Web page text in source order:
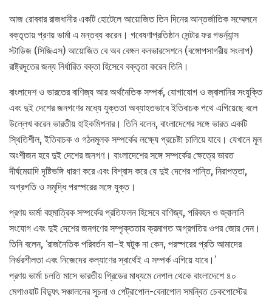
আজ রোববার রাজধানীর একটি হোটেলে আয়োজিত তিন দিনের আন্তর্জাতিক সম্মেলনে
বক্তৃতায় প্রণয় ভার্মা এ মন্তব্য করেন। গবেষণাপ্রতিষ্ঠান সেন্টার ফর গভর্ন্যান্স
স্টাডিজ (সিজিএস) আয়োজিত বে অব বেঙ্গল কনভারসেশনে (বঙ্গোপসাগরীয় সংলাপ)
রাষ্ট্রদূতের জন্য নির্ধারিত বক্তা হিসেবে বক্তৃতা করেন তিনি।
বাংলাদেশ ও ভারতের বাণিজ্য আর অর্থনৈতিক সম্পর্ক, যোগাযোগ ও জ্বালানির সংযুক্তি
এবং দুই দেশের জনগণের মধ্যে যুক্ততা অব্যাহতভাবে ইতিবাচক পথে এগিয়েছে বলে
উল্লেখ করেন ভারতীয় হাইকমিশনার। তিনি বলেন, বাংলাদেশের সঙ্গে ভারত একটি
স্থিতিশীল, ইতিবাচক ও গঠনমূলক সম্পর্কের লক্ষ্যে প্রচেষ্টা চালিয়ে যাবে। যেখানে মূল
অংশীজন হবে দুই দেশের জনগণ। বাংলাদেশের সঙ্গে সম্পর্কের ক্ষেত্রে ভারত
দীর্ঘমেয়াদি দৃষ্টিভঙ্গি ধারণ করে এবং বিশ্বাস করে যে দুই দেশের শান্তি, নিরাপত্তা,
অগ্রগতি ও সমৃদ্ধি পরস্পরের সঙ্গে যুক্ত।
প্রণয় ভার্মা বহুমাত্রিক সম্পর্কের প্রতিফলন হিসেবে বাণিজ্য, পরিবহন ও জ্বালানি
সংযোগ এবং দুই দেশের জনগণের সম্পৃক্ততার ক্রমাগত অগ্রগতির ওপর জোর দেন।
তিনি বলেন, ‘রাজনৈতিক পরিবর্তন যা–ই ঘটুক না কেন, পরস্পরের প্রতি আমাদের
নির্ভরশীলতা এবং নিজেদের কল্যাণের স্বার্থেই এ সম্পর্ক এগিয়ে যাবে।’
প্রণয় ভার্মা চলতি মাসে ভারতীয় গ্রিডের মাধ্যমে নেপাল থেকে বাংলাদেশে ৪০
মেগাওয়াট বিদ্যুৎ সঞ্চালনের সূচনা ও পেট্রাপোল-বেনাপোল সমন্বিত চেকপোস্টের